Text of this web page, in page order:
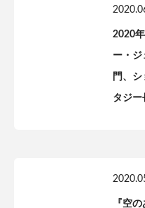
2020
ー・ジ
門、
タジー
『空